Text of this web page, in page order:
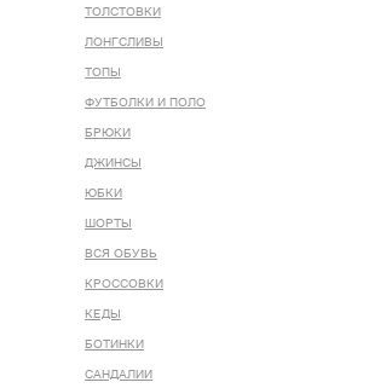
ТОЛСТОВКИ
ЛОНГСЛИВЫ
ТОПЫ
ФУТБОЛКИ И ПОЛО
БРЮКИ
ДЖИНСЫ
ЮБКИ
ШОРТЫ
ВСЯ ОБУВЬ
КРОССОВКИ
КЕДЫ
БОТИНКИ
САНДАЛИИ